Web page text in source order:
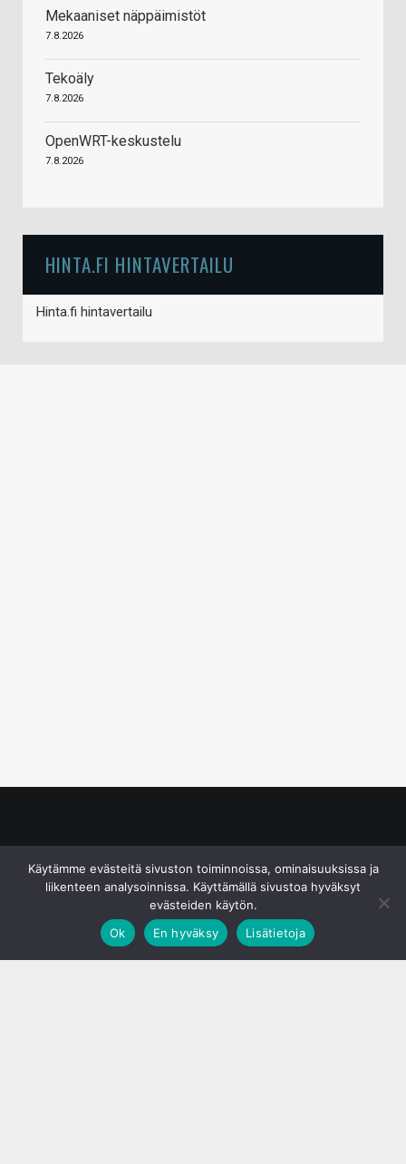
Mekaaniset näppäimistöt
7.8.2026
Tekoäly
7.8.2026
OpenWRT-keskustelu
7.8.2026
HINTA.FI HINTAVERTAILU
Hinta.fi hintavertailu
Käytämme evästeitä sivuston toiminnoissa, ominaisuuksissa ja
liikenteen analysoinnissa. Käyttämällä sivustoa hyväksyt
evästeiden käytön.
Ok
En hyväksy Lisätietoja